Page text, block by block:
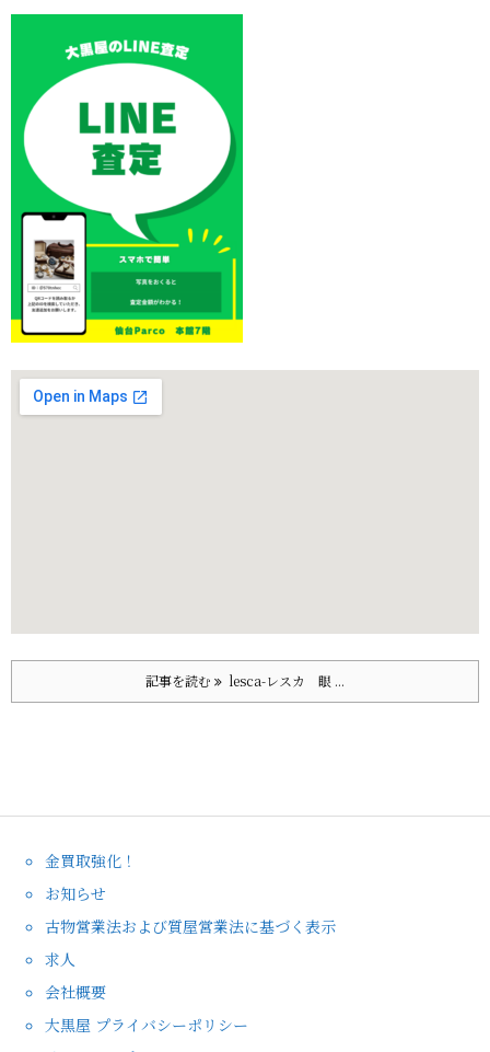
記事を読む lesca-レスカ 眼 ...
金買取強化！
お知らせ
古物営業法および質屋営業法に基づく表示
求人
会社概要
大黒屋 プライバシーポリシー